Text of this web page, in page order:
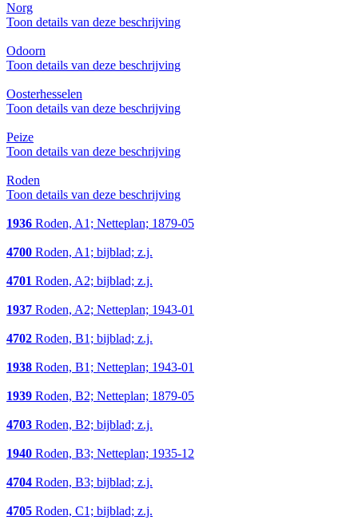
Norg
Toon details van deze beschrijving
Odoorn
Toon details van deze beschrijving
Oosterhesselen
Toon details van deze beschrijving
Peize
Toon details van deze beschrijving
Roden
Toon details van deze beschrijving
1936 Roden, A1; Netteplan; 1879-05
4700 Roden, A1; bijblad; z.j.
4701 Roden, A2; bijblad; z.j.
1937 Roden, A2; Netteplan; 1943-01
4702 Roden, B1; bijblad; z.j.
1938 Roden, B1; Netteplan; 1943-01
1939 Roden, B2; Netteplan; 1879-05
4703 Roden, B2; bijblad; z.j.
1940 Roden, B3; Netteplan; 1935-12
4704 Roden, B3; bijblad; z.j.
4705 Roden, C1; bijblad; z.j.